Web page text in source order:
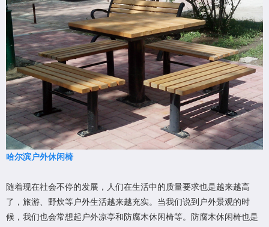
哈尔滨户外休闲椅
随着现在社会不停的发展，人们在生活中的质量要求也是越来越高
了，旅游、野炊等户外生活越来越充实。当我们说到户外景观的时
候，我们也会常想起户外凉亭和防腐木休闲椅等。防腐木休闲椅也是